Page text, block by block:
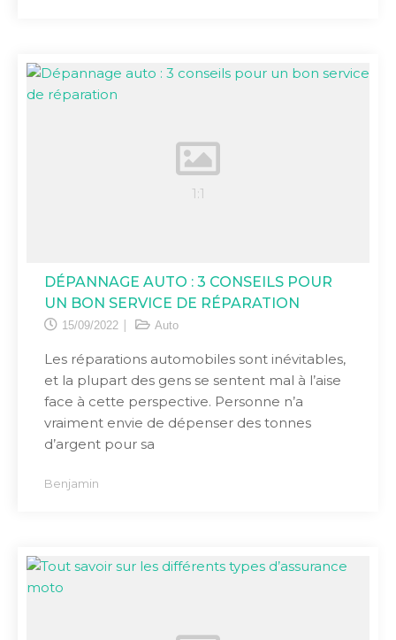
DÉPANNAGE AUTO : 3 CONSEILS POUR
UN BON SERVICE DE RÉPARATION
15/09/2022 Auto
Les réparations automobiles sont inévitables,
et la plupart des gens se sentent mal à l’aise
face à cette perspective. Personne n’a
vraiment envie de dépenser des tonnes
d’argent pour sa
Benjamin